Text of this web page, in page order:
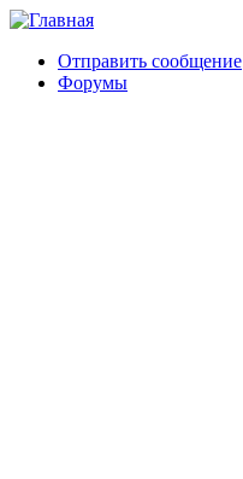
Отправить сообщение
Форумы